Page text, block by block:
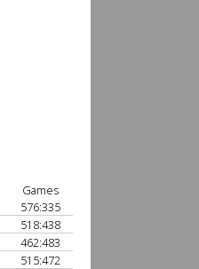
Games
576:335
518:438
462:483
515:472